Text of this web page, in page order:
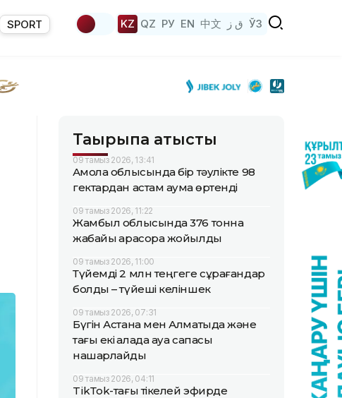
SPORT KZ QZ РУ EN 中文 ق ز ЎЗ
Тақырыпқа қатысты
09 тамыз 2026, 13:41
Ақмола облысында бір тәулікте 98
гектардан астам аумақ өртенді
09 тамыз 2026, 11:22
Жамбыл облысында 376 тонна
жабайы қарасора жойылды
09 тамыз 2026, 11:00
Түйемді 2 млн теңгеге сұрағандар
болды – түйеші келіншек
09 тамыз 2026, 07:31
Бүгін Астана мен Алматыда және
тағы екі қалада ауа сапасы
нашарлайды
09 тамыз 2026, 04:11
TikТok-тағы тікелей эфирде